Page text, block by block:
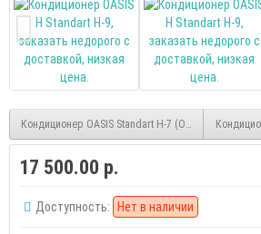
Кондиционер OASIS Standart H-7 (On/Off)
17 500.00 р.
Доступность: Нет в наличии